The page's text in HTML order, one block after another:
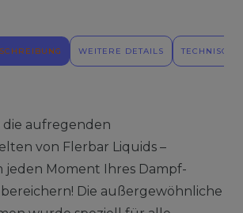
WEITERE DETAILS
die aufregenden
von Flerbar Liquids –
jeden Moment Ihres Dampf-
bereichern! Die außergewöhnliche